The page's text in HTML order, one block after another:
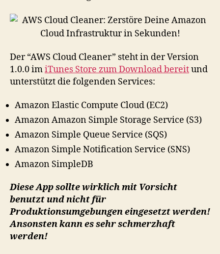
Der “AWS Cloud Cleaner” steht in der Version
1.0.0 imiTunes Store zum Download bereitund
unterstützt die folgenden Services:
Amazon Elastic Compute Cloud (EC2)
Amazon Amazon Simple Storage Service (S3)
Amazon Simple Queue Service (SQS)
Amazon Simple Notification Service (SNS)
Amazon SimpleDB
Diese App sollte wirklich mit Vorsicht
benutzt und nicht für
Produktionsumgebungen eingesetzt werden!
Ansonsten kann es sehr schmerzhaft
werden!